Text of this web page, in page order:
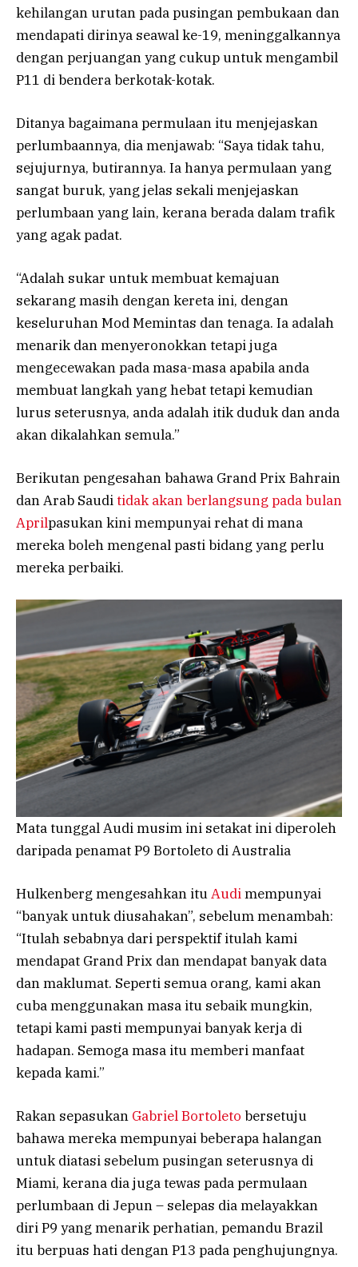
kehilangan urutan pada pusingan pembukaan dan
mendapati dirinya seawal ke-19, meninggalkannya
dengan perjuangan yang cukup untuk mengambil
P11 di bendera berkotak-kotak.
Ditanya bagaimana permulaan itu menjejaskan
perlumbaannya, dia menjawab: “Saya tidak tahu,
sejujurnya, butirannya. Ia hanya permulaan yang
sangat buruk, yang jelas sekali menjejaskan
perlumbaan yang lain, kerana berada dalam trafik
yang agak padat.
“Adalah sukar untuk membuat kemajuan
sekarang masih dengan kereta ini, dengan
keseluruhan Mod Memintas dan tenaga. Ia adalah
menarik dan menyeronokkan tetapi juga
mengecewakan pada masa-masa apabila anda
membuat langkah yang hebat tetapi kemudian
lurus seterusnya, anda adalah itik duduk dan anda
akan dikalahkan semula.”
Berikutan pengesahan bahawa Grand Prix Bahrain
dan Arab Sauditidak akan berlangsung pada bulan
Aprilpasukan kini mempunyai rehat di mana
mereka boleh mengenal pasti bidang yang perlu
mereka perbaiki.
Mata tunggal Audi musim ini setakat ini diperoleh
daripada penamat P9 Bortoleto di Australia
Hulkenberg mengesahkan ituAudimempunyai
“banyak untuk diusahakan”, sebelum menambah:
“Itulah sebabnya dari perspektif itulah kami
mendapat Grand Prix dan mendapat banyak data
dan maklumat. Seperti semua orang, kami akan
cuba menggunakan masa itu sebaik mungkin,
tetapi kami pasti mempunyai banyak kerja di
hadapan. Semoga masa itu memberi manfaat
kepada kami.”
Rakan sepasukan Gabriel Bortoleto bersetuju
bahawa mereka mempunyai beberapa halangan
untuk diatasi sebelum pusingan seterusnya di
Miami, kerana dia juga tewas pada permulaan
perlumbaan di Jepun – selepas dia melayakkan
diri P9 yang menarik perhatian, pemandu Brazil
itu berpuas hati dengan P13 pada penghujungnya.